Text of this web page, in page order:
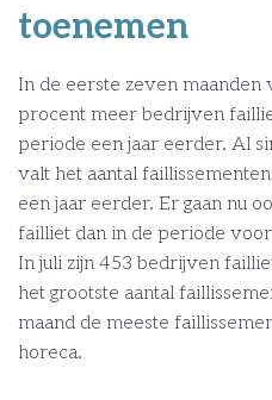
toenemen
In de eerste zeven maanden
procent meer bedrijven
periode een jaar eerder. Al
valt het aantal
een jaar eerder. Er gaan nu
failliet dan in de periode
In juli zijn 453 bedrijven
het grootste aantal
maand de meeste
horeca.